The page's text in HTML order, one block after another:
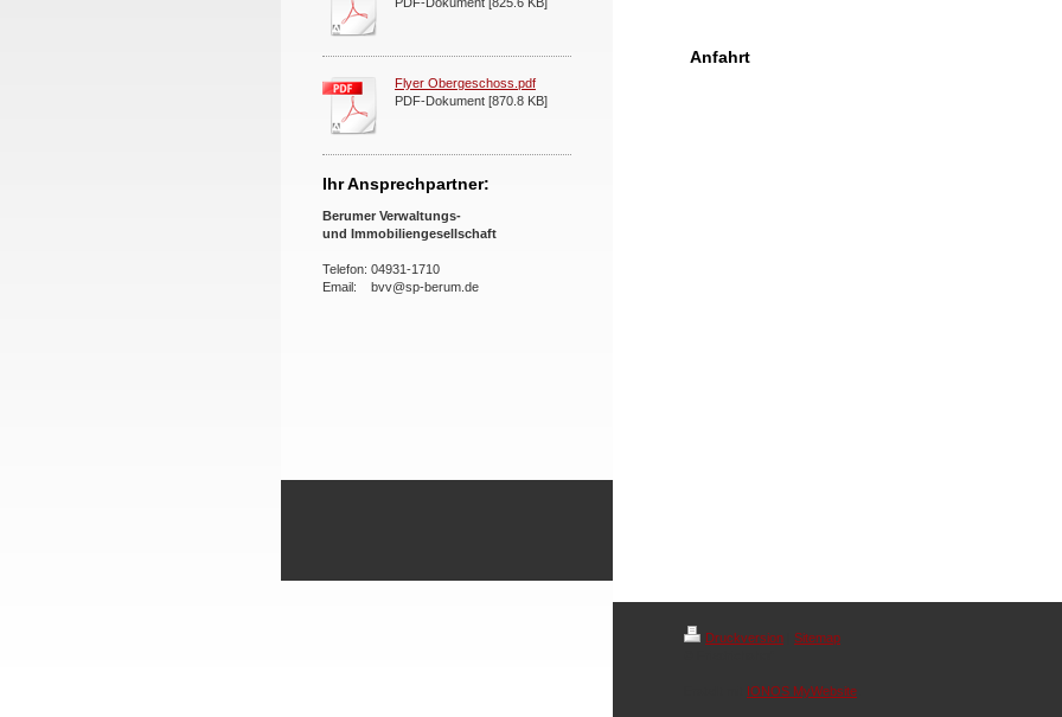
Flyer Obergeschoss.pdf
PDF-Dokument [870.8 KB]
Ihr Ansprechpartner:
Berumer Verwaltungs-
und Immobiliengesellschaft
Telefon: 04931-1710
Email: bvv@sp-berum.de
Anfahrt
Druckversion
Sitemap
IONOS MyWebsite